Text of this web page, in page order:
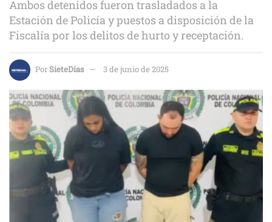
Ambos detenidos fueron trasladados a la
Estación de Policía y puestos a disposición de la
Fiscalía por los delitos de hurto y receptación.
PorSieteDías 3 de junio de 2025